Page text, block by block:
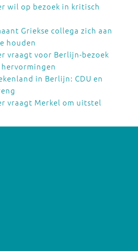
wil op bezoek in kritisch
Griekse collega zich aan
houden
vraagt voor Berlijn-bezoek
in Berlijn: CDU en
vraagt Merkel om uitstel